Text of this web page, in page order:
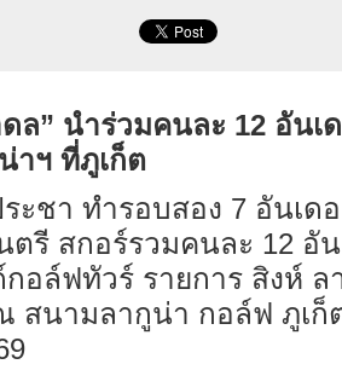
ล” นำร่วมคนละ 12 อันเ
าฯ ที่ภูเก็ต
ะชา ทำรอบสอง 7 อันเด
รี สกอร์รวมคนละ 12 อั
อล์ฟทัวร์ รายการ สิงห์ ล
สนามลากูน่า กอล์ฟ ภูเก็